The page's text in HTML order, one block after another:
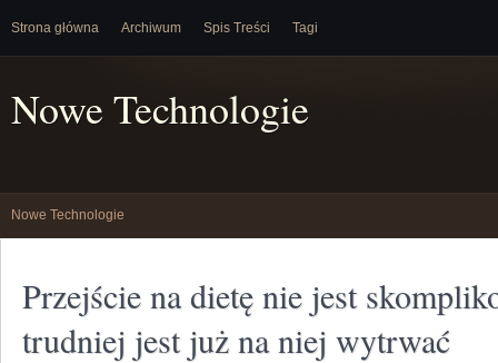
Strona główna Archiwum Spis Treści Tagi
Nowe Technologie
Nowe Technologie
Przejście na dietę nie jest
trudniej jest już na niej wytrwać